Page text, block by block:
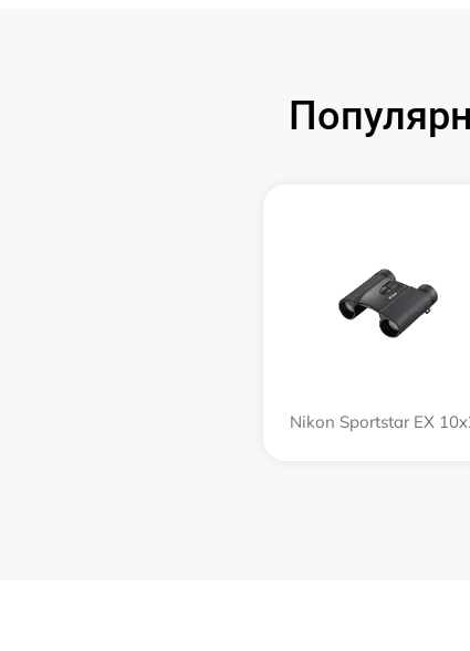
Nikon Sportstar EX